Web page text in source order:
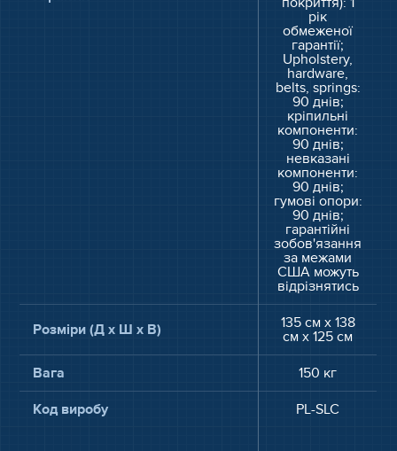
рік
обмеженої
гарантії;
Upholstery,
hardware,
belts, springs:
90 днів;
кріпильні
компоненти:
90 днів;
невказані
компоненти:
90 днів;
гумові опори:
90 днів;
гарантійні
зобов'язання
за межами
США можуть
відрізнятись
Розміри (Д x Ш x В)
135 см x 138
см x 125 см
Вага 150 кг
Код виробу PL-SLC